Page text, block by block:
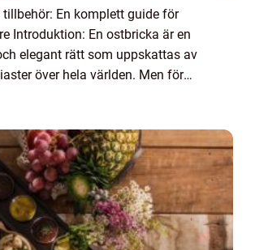
tillbehör: En komplett guide för
Introduktion: En ostbricka är en
elegant rätt som uppskattas av
över hela världen. Men för